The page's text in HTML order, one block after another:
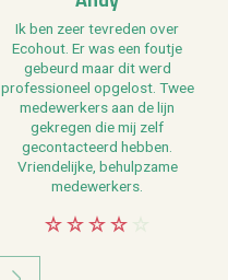
Ik ben zeer tevreden over
Ecohout. Er was een foutje
gebeurd maar dit werd
professioneel opgelost. Twee
medewerkers aan de lijn
gekregen die mij zelf
gecontacteerd hebben.
Vriendelijke, behulpzame
medewerkers.